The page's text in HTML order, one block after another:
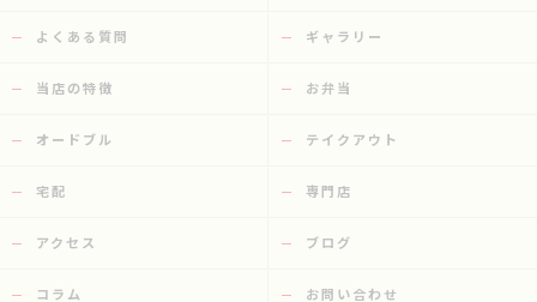
よくある質問 ギャラリー
当店の特徴 お弁当
オードブル テイクアウト
宅配 専門店
アクセス ブログ
コラム お問い合わせ